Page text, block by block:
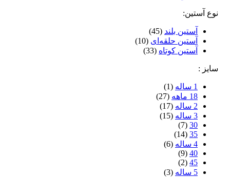
نوع آستین:
آستین بلند (45)
آستین حلقه‌ای (10)
آستین کوتاه (33)
سایز :
1 ساله
(1)
18 ماهه
(27)
2 ساله
(17)
3 ساله
(15)
30
(7)
35
(14)
4 ساله
(6)
40
(9)
45
(2)
5 ساله
(3)